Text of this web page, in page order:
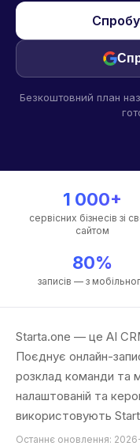
Безкоштовний план
1 000+
сервісних бізнесів зі
сайтом
80%
записів — з
Starta.one — це AI
Поєднує онлайн-
розклад команди та
налаштованій та
використовують
Останнє оновлення: